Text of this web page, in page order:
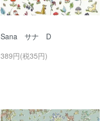
Sana サナ D
389円(税35円)